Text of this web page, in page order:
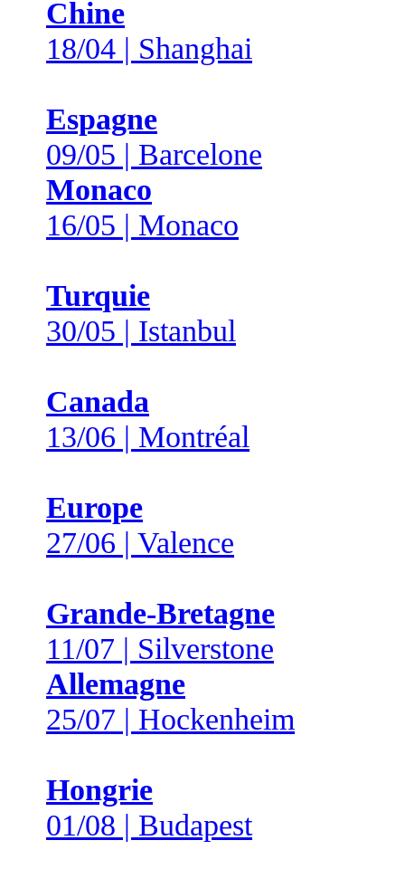
Chine
18/04 | Shanghai
Espagne
09/05 | Barcelone
Monaco
16/05 | Monaco
Turquie
30/05 | Istanbul
Canada
13/06 | Montréal
Europe
27/06 | Valence
Grande-Bretagne
11/07 | Silverstone
Allemagne
25/07 | Hockenheim
Hongrie
01/08 | Budapest